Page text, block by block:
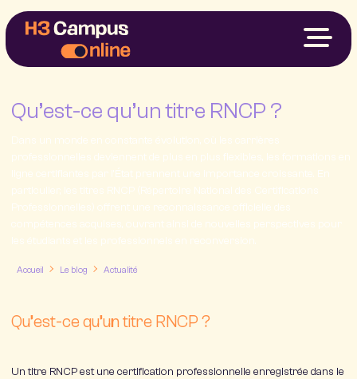
Nos Formations
Votre Projet
À Propos
My H3
Nous contacter
Qu’est-ce qu’un titre RNCP ?
Dans un monde en constante évolution, où les carrières
professionnelles deviennent de plus en plus flexibles, les formations en
ligne certifiantes par l’État prennent une importance croissante. En
particulier, les titres RNCP (Répertoire National des Certifications
Professionnelles) offrent une reconnaissance officielle des
compétences acquises, ouvrant ainsi de nouvelles perspectives pour
les étudiants et les professionnels en reconversion.
Le 21 mai 2024
Accueil Le blog Actualité
Qu’est-ce qu’un titre RNCP ?
Un titre RNCP est une certification professionnelle enregistrée dans le